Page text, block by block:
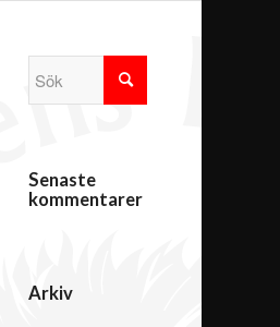
Senaste
kommentarer
Arkiv